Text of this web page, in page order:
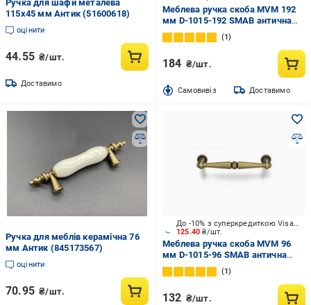
Ручка для шафи металева
115х45 мм Антик (51600618)
оцінити
44.55 ₴/шт.
Доставимо
Меблева ручка скоба MVM 192
мм D-1015-192 SMAB антична
бронза
1
184 ₴/шт.
Cамовивіз Доставимо
Ручка для меблів керамічна 76
мм Антик (845173567)
оцінити
70.95 ₴/шт.
125.40₴/шт.
До -10% з суперкредиткою Visa Вигода
Меблева ручка скоба MVM 96
мм D-1015-96 SMAB антична
бронза
1
132 ₴/шт.